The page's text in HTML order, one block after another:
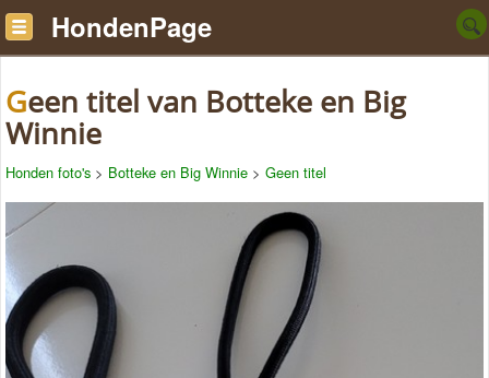
HondenPage
Geen titel van Botteke en Big
Winnie
Honden foto's > Botteke en Big Winnie > Geen titel